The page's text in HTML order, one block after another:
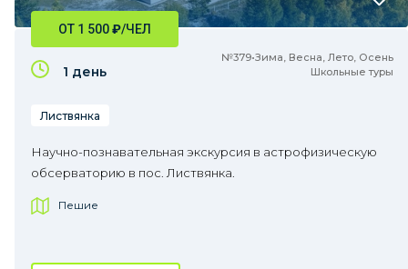
№379•Зима, Весна, Лето, Осень
Школьные туры
ОТ 1 500₽/ЧЕЛ
1 день
Листвянка
Научно-познавательная экскурсия в астрофизическую
обсерваторию в пос. Листвянка.
Пешие